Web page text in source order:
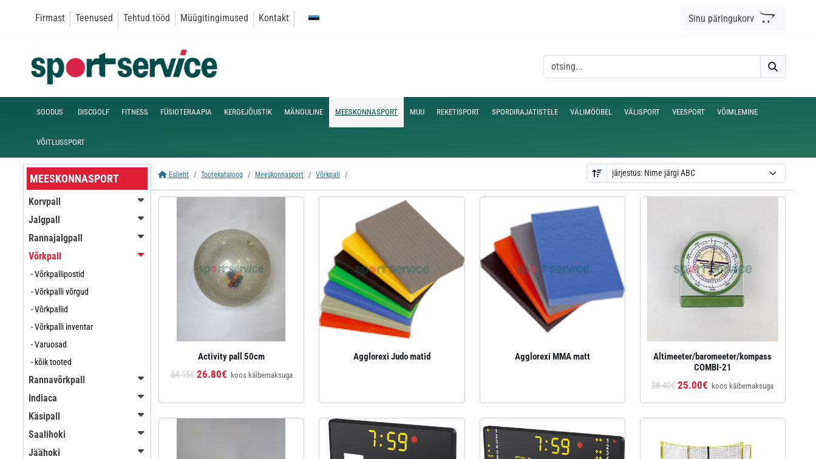
Firmast Teenused Tehtud tööd Müügitingimused Kontakt Sinu päringukorv
SOODUS DISCGOLF FITNESS FÜSIOTERAAPIA KERGEJÕUSTIK MÄNGULINE MEESKONNASPORT MUU REKETISPORT SPORDIRAJATISTELE VÄLIMÖÖBEL VÄLISPORT VEESPORT VÕIMLEMINE
VÕITLUSSPORT
MEESKONNASPORT
Korvpall
Jalgpall
Rannajalgpall
Võrkpall
- Võrkpallipostid
- Võrkpalli võrgud
- Võrkpallid
- Võrkpalli inventar
- Varuosad
- kõik tooted
Rannavõrkpall
Indiaca
Käsipall
Saalihoki
Jäähoki
Esileht Tootekataloog Meeskonnasport Võrkpall
Activity pall 50cm
34.15€ 26.80€ koos käibemaksuga
Agglorexi Judo matid Agglorexi MMA matt
Altimeeter/baromeeter/kompass
COMBI-21
38.40€ 25.00€ koos käibemaksuga